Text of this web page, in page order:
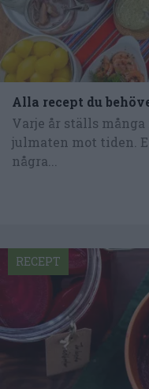
Alla recept du
Varje år ställs
julmaten mot tiden.
några...
RECEPT